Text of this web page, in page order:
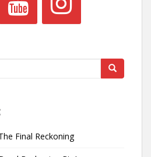
Final Reckoning